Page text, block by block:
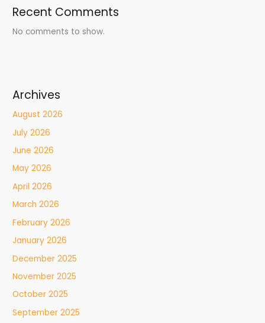
Recent Comments
No comments to show.
Archives
August 2026
July 2026
June 2026
May 2026
April 2026
March 2026
February 2026
January 2026
December 2025
November 2025
October 2025
September 2025